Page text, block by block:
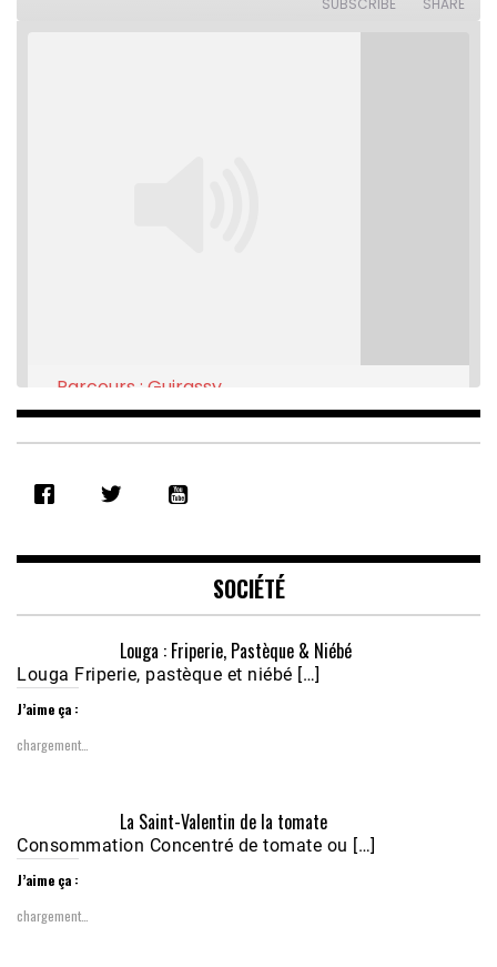
SUBSCRIBE SHARE
RSS FEED
EMBED
Parcours : Guirassy
Feb 16, 2021 • 28:08
Nobana (Podologue)
Feb 24, 2021 • 28mn
SOCIÉTÉ
Louga : Friperie, Pastèque & Niébé
Louga Friperie, pastèque et niébé […]
J’aime ça :
chargement…
La Saint-Valentin de la tomate
Consommation Concentré de tomate ou […]
J’aime ça :
chargement…